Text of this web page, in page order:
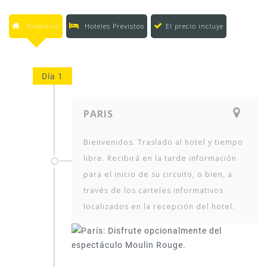
Itinerario Hoteles Previstos El precio incluye
Día 1
PARIS
Bienvenidos. Traslado al hotel y tiempo
libre. Recibirá en la tarde información
para el inicio de su circuito, o bien, a
través de los carteles informativos
localizados en la recepción del hotel.